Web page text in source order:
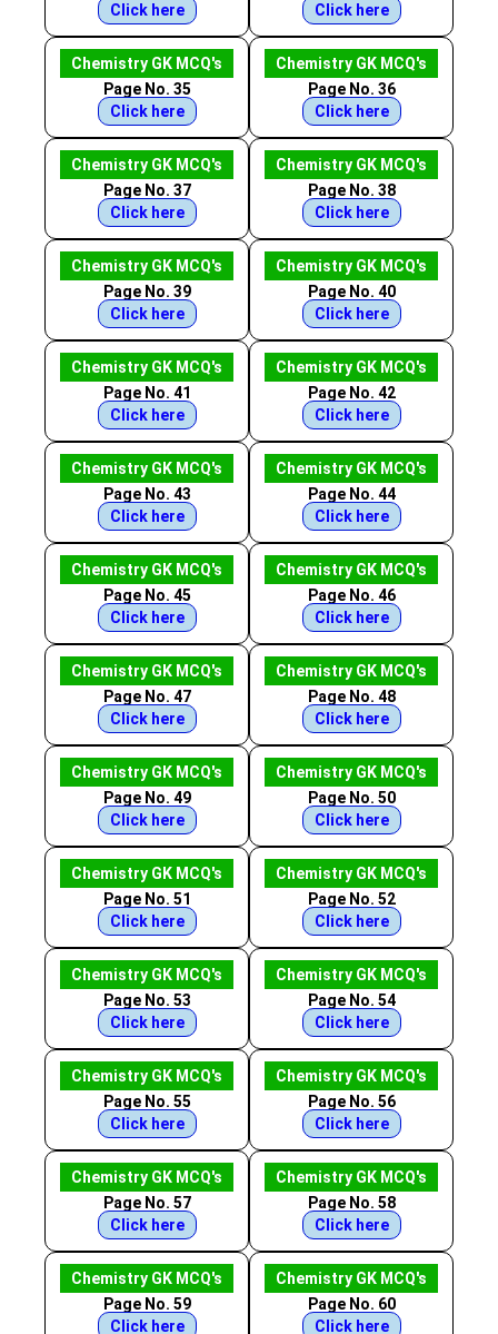
Click here
Click here
Chemistry GK MCQ's
Page No. 35
Click here
Chemistry GK MCQ's
Page No. 36
Click here
Chemistry GK MCQ's
Page No. 37
Click here
Chemistry GK MCQ's
Page No. 38
Click here
Chemistry GK MCQ's
Page No. 39
Click here
Chemistry GK MCQ's
Page No. 40
Click here
Chemistry GK MCQ's
Page No. 41
Click here
Chemistry GK MCQ's
Page No. 42
Click here
Chemistry GK MCQ's
Page No. 43
Click here
Chemistry GK MCQ's
Page No. 44
Click here
Chemistry GK MCQ's
Page No. 45
Click here
Chemistry GK MCQ's
Page No. 46
Click here
Chemistry GK MCQ's
Page No. 47
Click here
Chemistry GK MCQ's
Page No. 48
Click here
Chemistry GK MCQ's
Page No. 49
Click here
Chemistry GK MCQ's
Page No. 50
Click here
Chemistry GK MCQ's
Page No. 51
Click here
Chemistry GK MCQ's
Page No. 52
Click here
Chemistry GK MCQ's
Page No. 53
Click here
Chemistry GK MCQ's
Page No. 54
Click here
Chemistry GK MCQ's
Page No. 55
Click here
Chemistry GK MCQ's
Page No. 56
Click here
Chemistry GK MCQ's
Page No. 57
Click here
Chemistry GK MCQ's
Page No. 58
Click here
Chemistry GK MCQ's
Page No. 59
Click here
Chemistry GK MCQ's
Page No. 60
Click here